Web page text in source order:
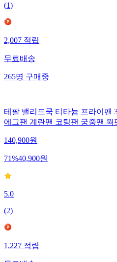
(1)
2,007적립
무료배송
265명구매중
테팔 밸리드쿡 티타늄 프라이팬
에그팬 계란팬 코팅팬 궁중팬 웍
140,900원
71%40,900원
5.0
(2)
1,227적립